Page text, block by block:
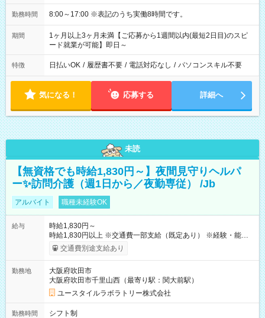
勤務時間 8:00～17:00 ※表記のうち実働8時間です。
期間
1ヶ月以上3ヶ月未満【ご応募から1週間以内(最短2日目)のスピ
ード就業が可能】即日～
特徴 日払いOK / 履歴書不要 / 電話対応なし / パソコンスキル不要
気になる！ 応募する 詳細へ
未読
【無資格でも時給1,830円～】夜間見守りヘルパ
ー✨訪問介護（週1日から／夜勤専従） /Jb
アルバイト 職種未経験OK
給与
時給1,830円～
時給1,830円以上 ※交通費一部支給（既定あり） ※経験・能力を
考慮して決定します 【収入例】 週1回勤務の場合：1,830円×8時
間×4回=5万8,560円 週3回勤務の場合：1,830円×8時間×12回
月 ※ 雇用形態と給与に、本採用時と異なる部分があります。 雇
用形態：本採用時と同じです。 給与：時給 1,610円以上
交通費別途支給あり
勤務地
大阪府吹田市
大阪府吹田市千里山西（最寄り駅：関大前駅）
ユースタイルラボラトリー株式会社
勤務時間
シフト制